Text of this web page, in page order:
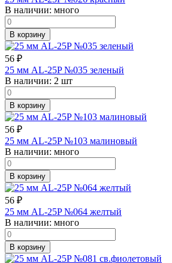
В наличии: много
В корзину
56 ₽
25 мм AL-25P №035 зеленый
В наличии: 2 шт
В корзину
56 ₽
25 мм AL-25P №103 малиновый
В наличии: много
В корзину
56 ₽
25 мм AL-25P №064 желтый
В наличии: много
В корзину